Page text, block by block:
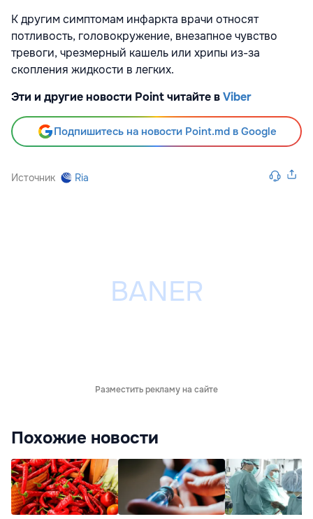
К другим симптомам инфаркта врачи относят
потливость, головокружение, внезапное чувство
тревоги, чрезмерный кашель или хрипы из-за
скопления жидкости в легких.
Эти и другие новости Point читайте вViber
Подпишитесь на новости Point.md в Google
Источник Ria
Разместить рекламу на сайте
Похожие новости